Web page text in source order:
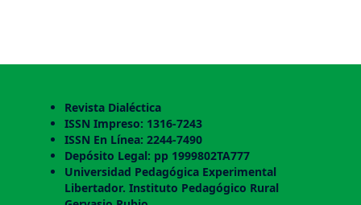
Revista Dialéctica
ISSN Impreso: 1316-7243
ISSN En Línea: 2244-7490
Depósito Legal: pp 1999802TA777
Universidad Pedagógica Experimental
Libertador. Instituto Pedagógico Rural